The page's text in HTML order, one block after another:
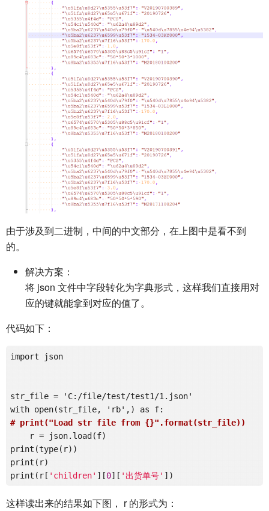
由于涉及到二进制，中间的中文部分，在上图中是看不到
的。
解决方案：
将 json 文件中字段转化为字典形式，这样我们直接用对
应的键就能拿到对应的值了。
代码如下：
import json
str_file = 'C:/file/test/test1/1.json'
# print("Load str file from {}".format(str_file))
    r = json.load(f)
print(type(r))
print(r)
print(r[ 'children' ][0][ '出货单号'
这样读出来的结果如下图， r 的形式为：